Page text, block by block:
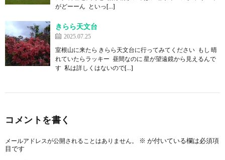
がどーーん といっ[…]
きらら天文台
2025.07.25
室根山に来たら きらら天文台に行ってみてください もし 晴
れていたらラッキー 昼間なのに 星が望遠鏡から見えるんで
す 私は詳しくはないので[…]
コメントを書く
メールアドレスが公開されることはありません。 ※ が付いている欄は必須項
目です